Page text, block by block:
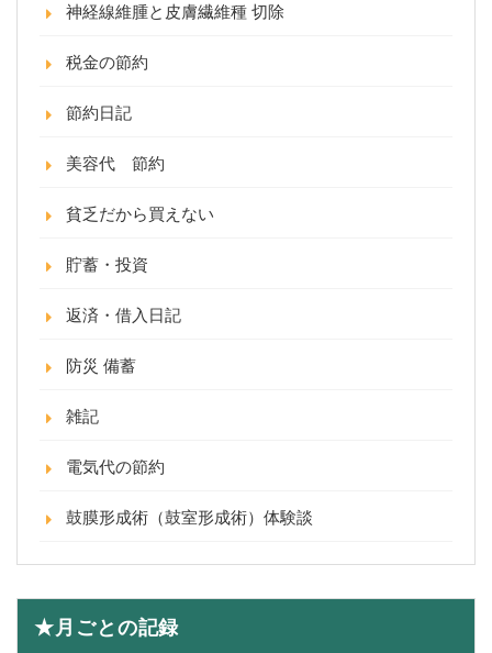
神経線維腫と皮膚繊維種 切除
税金の節約
節約日記
美容代 節約
貧乏だから買えない
貯蓄・投資
返済・借入日記
防災 備蓄
雑記
電気代の節約
鼓膜形成術（鼓室形成術）体験談
★月ごとの記録